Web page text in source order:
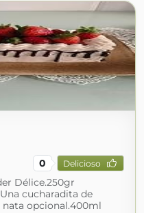
0 Delicioso
Délice.250gr
cucharadita de
nata opcional.400ml